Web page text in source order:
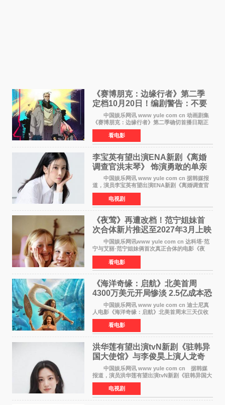
《赛博朋克：边缘行者》第二季
定档10月20日！编剧警告：不要
对角色投入太深
中国娱乐网讯 www yule com cn 动画剧集
《赛博朋克：边缘行者》第二季确切首播日期正
式敲定——将于10月20日在Netflix全球上线。此
前，Netflix韩国官方账号曾短暂出现这一日期信
息，随后迅
看电影
李宝英有望出演ENA新剧《离婚
调查官洪末琴》 饰演勇敢的单亲
妈妈家事调查官
中国娱乐网讯 www yule com cn 据韩媒报
道，演员李宝英有望出演ENA新剧《离婚调查官
洪末琴》女主角，引发观众期待。 李宝英在
剧中饰演家庭法院家事调查官洪末琴一角——即
使在极限状况
电视剧
《夜莺》再遭改档！范宁姐妹首
次合体新片推迟至2027年3月上映
中国娱乐网讯www yule com cn 达科塔·范
宁与艾丽·范宁姐妹俩首次真正合体的电影《夜
莺》再度改档，从原定的2027年2月12日推迟至
同年3月19日北美上映，片方希望借此利用春假档
期争取更多年轻
看电影
《海洋奇缘：启航》北美首周
4300万美元开局惨淡 2.5亿成本恐
巨亏1亿
中国娱乐网讯 www yule com cn 迪士尼真
人电影《海洋奇缘：启航》北美首周末三天仅收
4300万美元（开画3827馆），中国内地首周票房
仅840万元人民币，全球开画票房约9500万美
元，远低于业内
看电影
洪华莲有望出演tvN新剧《驻韩异
国大使馆》与李俊昊上演人龙奇
幻罗曼史
中国娱乐网讯 www yule com cn 据韩媒
报道，演员洪华莲有望出演tvN新剧《驻韩异国大
使馆》女主角，与李俊昊合作，引发观众期
待。 该剧讲述了一位因管理驻韩异国大使馆
（负责管理居住在大
电视剧